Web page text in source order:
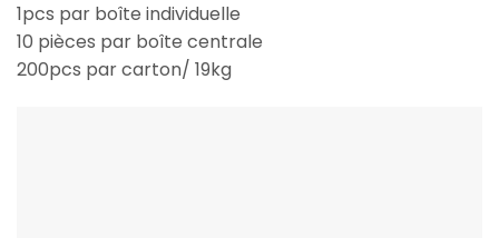
1pcs par boîte individuelle
10 pièces par boîte centrale
200pcs par carton/ 19kg